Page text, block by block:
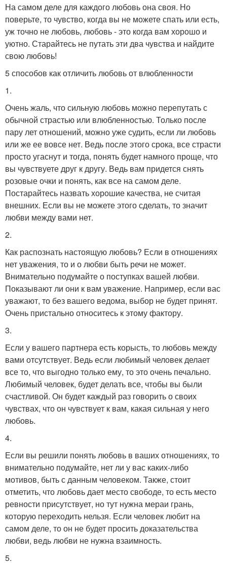
На самом деле для каждого любовь она своя. Но
поверьте, то чувство, когда вы не можете спать или есть,
уж точно не любовь, любовь - это когда вам хорошо и
уютно. Старайтесь не путать эти два чувства и найдите
свою любовь!
5 способов как отличить любовь от влюбленности
1.
Очень жаль, что сильную любовь можно перепутать с
обычной страстью или влюбленностью. Только после
пару лет отношений, можно уже судить, если ли любовь
или же ее вовсе нет. Ведь после этого срока, все страсти
просто угаснут и тогда, понять будет намного проще, что
вы чувствуете друг к другу. Ведь вам придется снять
розовые очки и понять, как все на самом деле.
Постарайтесь назвать хорошие качества, не считая
внешних. Если вы не можете этого сделать, то значит
любви между вами нет.
2.
Как распознать настоящую любовь? Если в отношениях
нет уважения, то и о любви быть речи не может.
Внимательно подумайте о поступках вашей любви.
Показывают ли они к вам уважение. Например, если вас
уважают, то без вашего ведома, выбор не будет принят.
Очень пристально относитесь к этому фактору.
3.
Если у вашего партнера есть корысть, то любовь между
вами отсутствует. Ведь если любимый человек делает
все то, что выгодно только ему, то это очень печально.
Любимый человек, будет делать все, чтобы вы были
счастливой. Он будет каждый раз говорить о своих
чувствах, что он чувствует к вам, какая сильная у него
любовь.
4.
Если вы решили понять любовь в ваших отношениях, то
внимательно подумайте, нет ли у вас каких-либо
мотивов, быть с данным человеком. Также, стоит
отметить, что любовь дает место свободе, то есть место
ревности присутствует, но тут нужна мераи грань,
которую переходить нельзя. Если человек любит на
самом деле, то он не будет просить доказательства
любви, ведь любви не нужна взаимность.
5.